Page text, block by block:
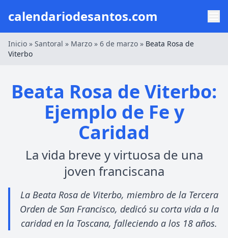
calendariodesantos.com
Inicio » Santoral » Marzo » 6 de marzo » Beata Rosa de
Viterbo
Beata Rosa de Viterbo:
Ejemplo de Fe y
Caridad
La vida breve y virtuosa de una
joven franciscana
La Beata Rosa de Viterbo, miembro de la Tercera
Orden de San Francisco, dedicó su corta vida a la
caridad en la Toscana, falleciendo a los 18 años.